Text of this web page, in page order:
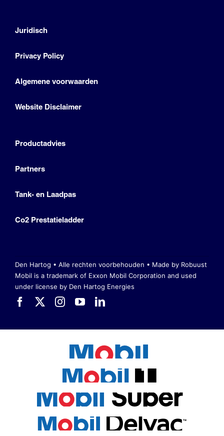
Juridisch
Privacy Policy
Algemene voorwaarden
Website Disclaimer
Productadvies
Partners
Tank- en Laadpas
Co2 Prestatieladder
Den Hartog • Alle rechten voorbehouden • Made by Robuust
Mobil is a trademark of Exxon Mobil Corporation and used
under license by Den Hartog Energies